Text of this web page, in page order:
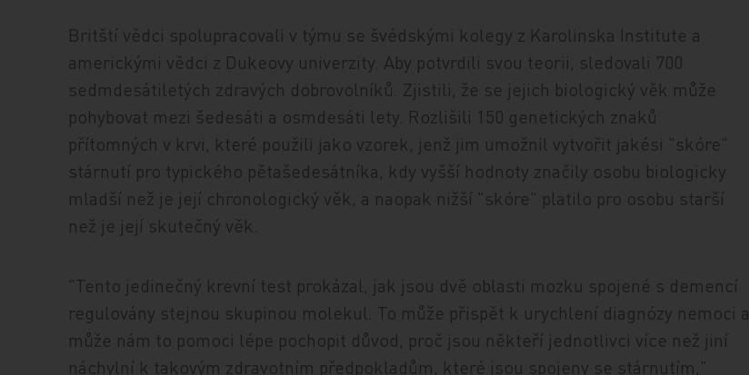
Britští vědci spolupracovali v týmu se švédskými kolegy z Karolinska Institute a
americkými vědci z Dukeovy univerzity. Aby potvrdili svou teorii, sledovali 700
sedmdesátiletých zdravých dobrovolníků. Zjistili, že se jejich biologický věk může
pohybovat mezi šedesáti a osmdesáti lety. Rozlišili 150 genetických znaků
přítomných v krvi, které použili jako vzorek, jenž jim umožnil vytvořit jakési "skóre"
stárnutí pro typického pětašedesátníka, kdy vyšší hodnoty značily osobu biologicky
mladší než je její chronologický věk, a naopak nižší "skóre" platilo pro osobu starší
než je její skutečný věk.
"Tento jedinečný krevní test prokázal, jak jsou dvě oblasti mozku spojené s demencí
regulovány stejnou skupinou molekul. To může přispět k urychlení diagnózy nemoci a
může nám to pomoci lépe pochopit důvod, proč jsou někteří jednotlivci více než jiní
náchylní k takovým zdravotním předpokladům, které jsou spojeny se stárnutím,"